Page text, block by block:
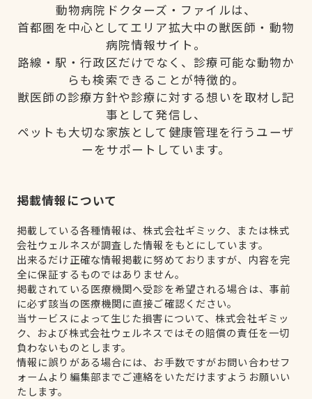
動物病院ドクターズ・ファイルは、
首都圏を中心としてエリア拡大中の獣医師・動物
病院情報サイト。
路線・駅・行政区だけでなく、診療可能な動物か
らも検索できることが特徴的。
獣医師の診療方針や診療に対する想いを取材し記
事として発信し、
ペットも大切な家族として健康管理を行うユーザ
ーをサポートしています。
掲載情報について
掲載している各種情報は、株式会社ギミック、または株式
会社ウェルネスが調査した情報をもとにしています。
出来るだけ正確な情報掲載に努めておりますが、内容を完
全に保証するものではありません。
掲載されている医療機関へ受診を希望される場合は、事前
に必ず該当の医療機関に直接ご確認ください。
当サービスによって生じた損害について、株式会社ギミッ
ク、および株式会社ウェルネスではその賠償の責任を一切
負わないものとします。
情報に誤りがある場合には、お手数ですがお問い合わせフ
ォームより編集部までご連絡をいただけますようお願いい
たします。